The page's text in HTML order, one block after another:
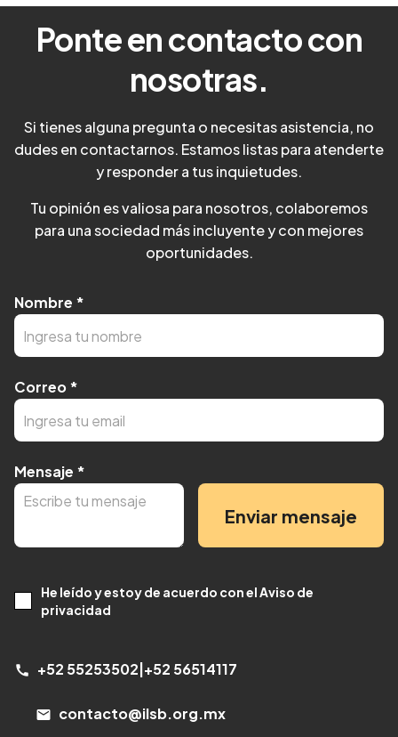
Ponte en contacto con
nosotras.
Si tienes alguna pregunta o necesitas asistencia, no
dudes en contactarnos. Estamos listas para atenderte
y responder a tus inquietudes.
Tu opinión es valiosa para nosotros, colaboremos
para una sociedad más incluyente y con mejores
oportunidades.
Nombre *
Correo*
Mensaje *
Enviar mensaje
He leído y estoy de acuerdo con el Aviso de
privacidad
call +52 55253502 +52 56514117
email contacto@ilsb.org.mx